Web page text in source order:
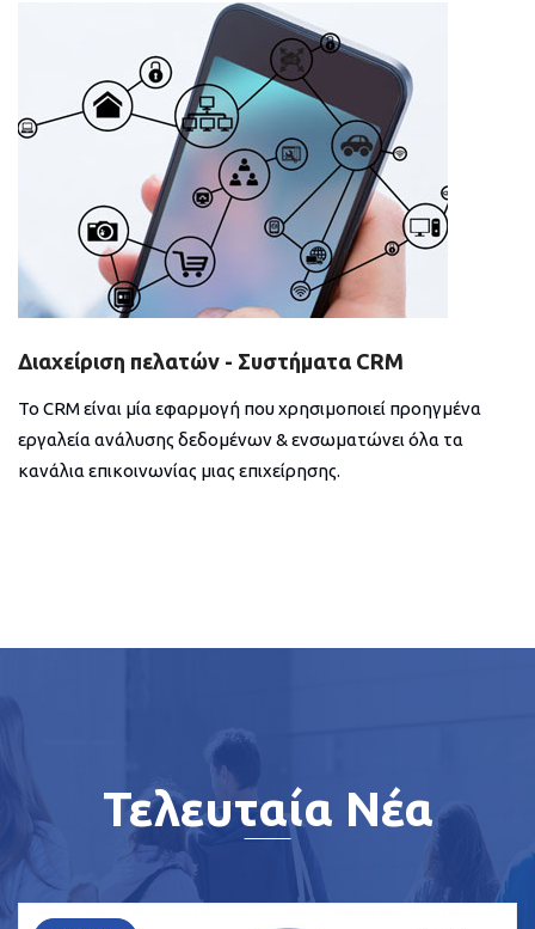
Διαχείριση πελατών - Συστήματα CRM
Το CRM είναι μία εφαρμογή που χρησιμοποιεί προηγμένα
εργαλεία ανάλυσης δεδομένων & ενσωματώνει όλα τα
κανάλια επικοινωνίας μιας επιχείρησης.
Τελευταία Νέα